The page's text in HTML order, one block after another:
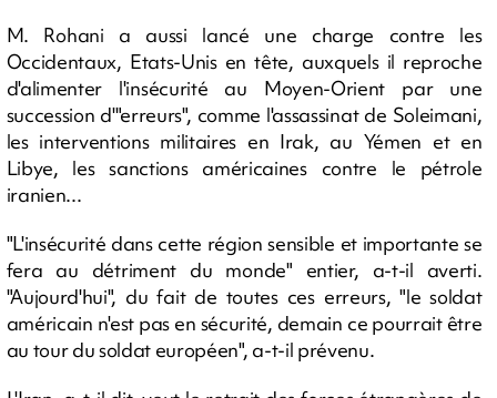
M. Rohani a aussi lancé une charge contre les
Occidentaux, Etats-Unis en tête, auxquels il reproche
d'alimenter l'insécurité au Moyen-Orient par une
succession d'"erreurs", comme l'assassinat de Soleimani,
les interventions militaires en Irak, au Yémen et en
Libye, les sanctions américaines contre le pétrole
iranien...
"L'insécurité dans cette région sensible et importante se
fera au détriment du monde" entier, a-t-il averti.
"Aujourd'hui", du fait de toutes ces erreurs, "le soldat
américain n'est pas en sécurité, demain ce pourrait être
au tour du soldat européen", a-t-il prévenu.